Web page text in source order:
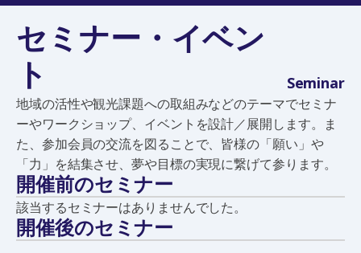
セミナー・イベン
ト
Seminar
地域の活性や観光課題への取組みなどのテーマでセミナ
ーやワークショップ、イベントを設計／展開します。ま
た、参加会員の交流を図ることで、皆様の「願い」や
「力」を結集させ、夢や目標の実現に繋げて参ります。
開催前のセミナー
該当するセミナーはありませんでした。
開催後のセミナー